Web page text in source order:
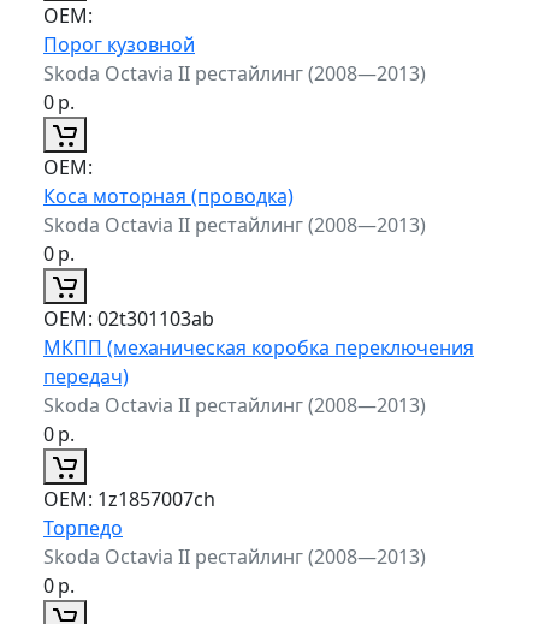
ОЕМ:
Порог кузовной
Skoda Octavia II рестайлинг (2008—2013)
0р.
ОЕМ:
Коса моторная (проводка)
Skoda Octavia II рестайлинг (2008—2013)
0р.
ОЕМ: 02t301103ab
МКПП (механическая коробка переключения
передач)
Skoda Octavia II рестайлинг (2008—2013)
0р.
ОЕМ: 1z1857007ch
Торпедо
Skoda Octavia II рестайлинг (2008—2013)
0р.